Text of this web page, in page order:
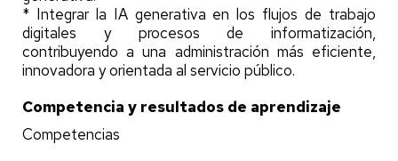
* Integrar la IA generativa en los flujos de trabajo
digitales y procesos de informatización,
contribuyendo a una administración más eficiente,
innovadora y orientada al servicio público.
Competencia y resultados de aprendizaje
Competencias